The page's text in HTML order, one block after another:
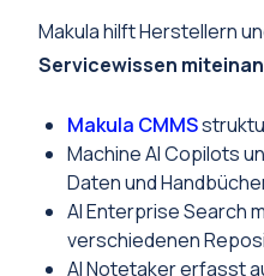
Makula hilft Herstellern
Servicewissen
Makula CMMS
Machine AI Copilots
Daten und
AI Enterprise Search
verschiedenen
AI Notetaker erfasst